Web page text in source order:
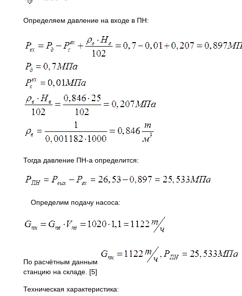
Определяем давление на входе в ПН:
Тогда давление ПН-а определится:
Определим подачу насоса:
По расчётным данным
станцию на складе. [5]
Техническая характеристика: